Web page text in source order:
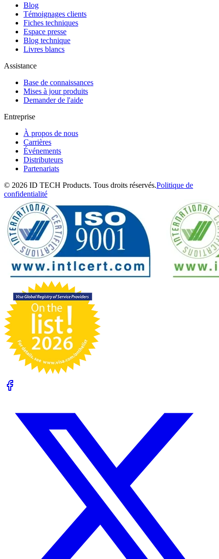
Blog
Témoignages clients
Fiches techniques
Espace presse
Blog technique
Livres blancs
Assistance
Base de connaissances
Mises à jour produits
Demander de l'aide
Entreprise
À propos de nous
Carrières
Événements
Distributeurs
Partenariats
© 2026 ID TECH Products. Tous droits réservés.Politique de
confidentialité